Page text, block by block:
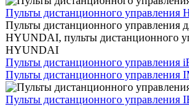
Пульты дистанционного управления
Пульты дистанционного управления
HYUNDAI, пульты дистанционного
HYUNDAI
Пульты дистанционного управления
Пульты дистанционного управления
Пульты дистанционного управления